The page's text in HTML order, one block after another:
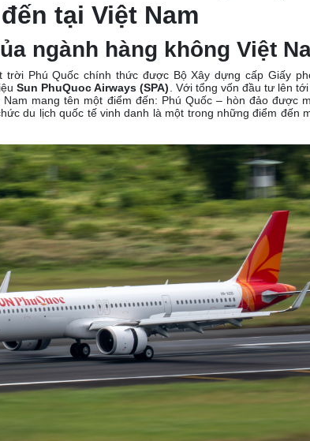
tại Việt Nam
ngành hàng không Việt
trời Phú Quốc chính thức được Bộ Xây dựng cấp Giấy
Sun PhuQuoc Airways (SPA) . Với tổng vốn đầu tư lên
mang tên một điểm đến: Phú Quốc – hòn đảo được
du lịch quốc tế vinh danh là một trong những điểm đến